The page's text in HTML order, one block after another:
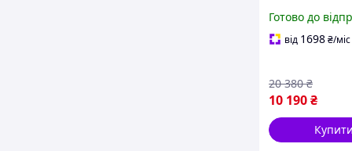
випрямлення
волосся Ceramic
Готово до
від 1698₴/міс
10 190₴
20 380 ₴
Купити